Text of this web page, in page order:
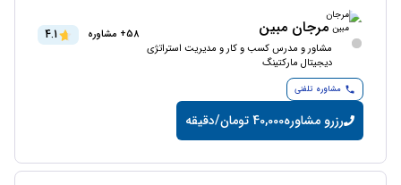
مرجان مبین
مشاور و مدرس کسب و کار و مدیریت استراتژی
دیجیتال مارکتینگ
58+ مشاوره 4.1
مشاوره تلفنی
رزرو مشاوره40,000 تومان/دقیقه